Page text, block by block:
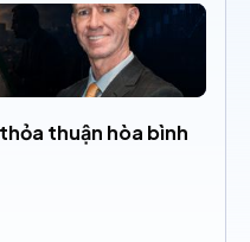
thuận hòa bình